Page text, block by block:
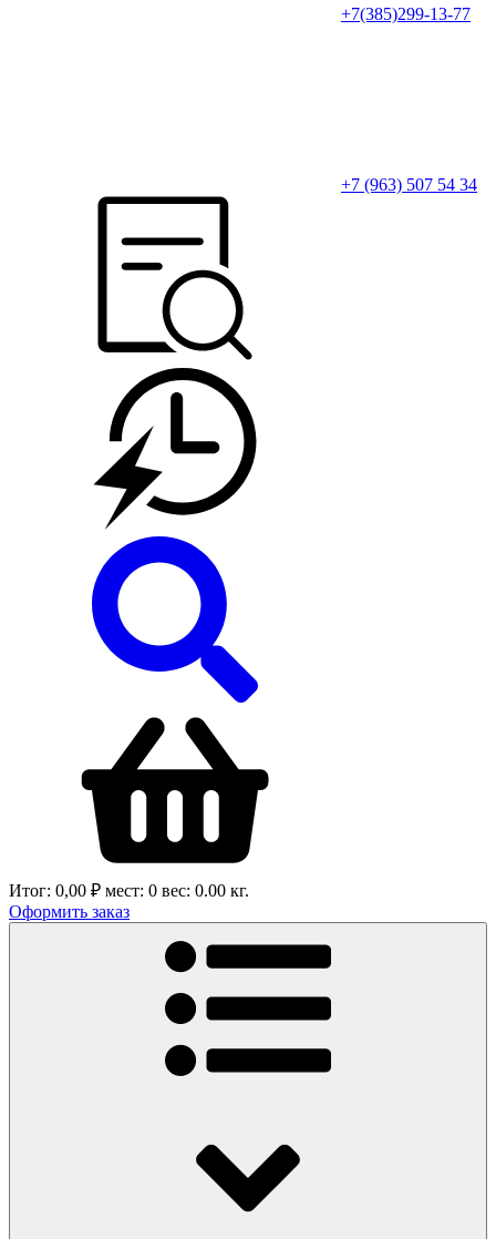
+7(385)299-13-77
+7 (963) 507 54 34
Итог: 0,00 ₽ мест: 0 вес: 0.00 кг.
Оформить заказ